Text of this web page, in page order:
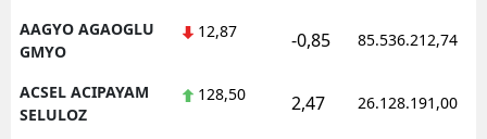
AAGYO AGAOGLU
GMYO
12,87 -0,85 85.536.212,74
ACSEL ACIPAYAM
SELULOZ
128,50 2,47 26.128.191,00